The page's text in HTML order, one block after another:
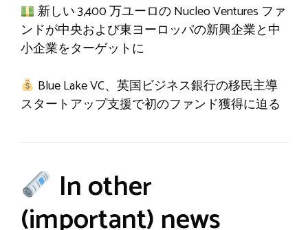
新しい 3,400 万ユーロの Nucleo Ventures ファ
ンドが中央および東ヨーロッパの新興企業と中
小企業をターゲットに
Blue Lake VC、英国ビジネス銀行の移民主導
スタートアップ支援で初のファンド獲得に迫る
In other
(important) news